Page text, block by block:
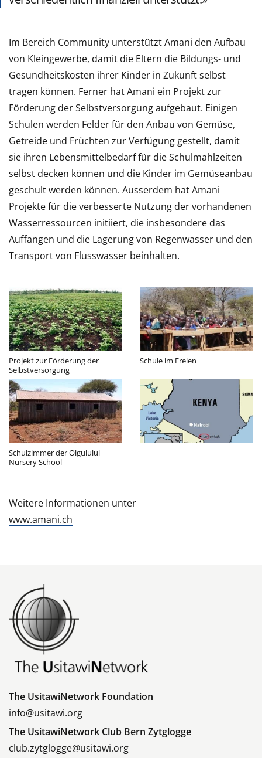
Im Bereich Community unterstützt Amani den Aufbau
von Kleingewerbe, damit die Eltern die Bildungs- und
Gesundheitskosten ihrer Kinder in Zukunft selbst
tragen können. Ferner hat Amani ein Projekt zur
Förderung der Selbstversorgung aufgebaut. Einigen
Schulen werden Felder für den Anbau von Gemüse,
Getreide und Früchten zur Verfügung gestellt, damit
sie ihren Lebensmittelbedarf für die Schulmahlzeiten
selbst decken können und die Kinder im Gemüseanbau
geschult werden können. Ausserdem hat Amani
Projekte für die verbesserte Nutzung der vorhandenen
Wasserressourcen initiiert, die insbesondere das
Auffangen und die Lagerung von Regenwasser und den
Transport von Flusswasser beinhalten.
Projekt zur Förderung der
Selbstversorgung
Schule im Freien
Schulzimmer der Olgulului
Nursery School
Weitere Informationen unter
www.amani.ch
The UsitawiNetwork Foundation
info@usitawi.org
The UsitawiNetwork Club Bern Zytglogge
club.zytglogge@usitawi.org